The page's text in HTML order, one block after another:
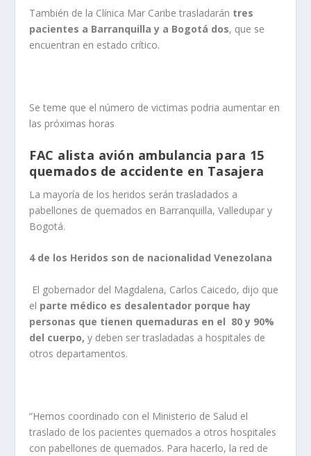
También de la Clínica Mar Caribe trasladarán tres
pacientes a Barranquilla y a Bogotá dos, que se
encuentran en estado crítico.
Se teme que el número de victimas podria aumentar en
las próximas horas
FAC alista avión ambulancia para 15
quemados de accidente en Tasajera
La mayoría de los heridos serán trasladados a
pabellones de quemados en Barranquilla, Valledupar y
Bogotá.
4 de los Heridos son de nacionalidad Venezolana
El gobernador del Magdalena, Carlos Caicedo, dijo que
el parte médico es desalentador porque hay
personas que tienen quemaduras en el 80 y 90%
del cuerpo, y deben ser trasladadas a hospitales de
otros departamentos.
“Hemos coordinado con el Ministerio de Salud el
traslado de los pacientes quemados a otros hospitales
con pabellones de quemados. Para hacerlo, la red de